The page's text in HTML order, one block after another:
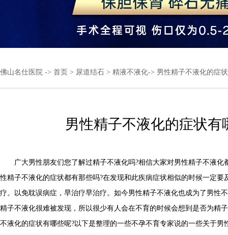
佛山名仕医院 -> 首页 > 尿道结石 > 精液不液化-> 男性精子不液化的症
男性精子不液化的症状有
广大男性朋友们您了解过精子不液化吗?相信大家对男性精子不液化
性精子不液化的症状都有那些吗?在发现和此疾病症状相似的时候一定要
疗。以免耽误病症，早治疗早治疗。如今男性精子不液化也成为了男性
精子不液化很难被发现，所以很少有人会在不育的时候会想到是否为精
不液化的症状有哪些呢?以下是整理的一些不孕不育专家说的一些关于男